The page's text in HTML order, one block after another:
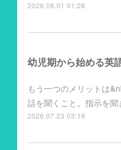
2026.08.01 01:28
幼児期から始める
もう一つのメリットは
話を聞くこと。指示を
2026.07.23 03:16